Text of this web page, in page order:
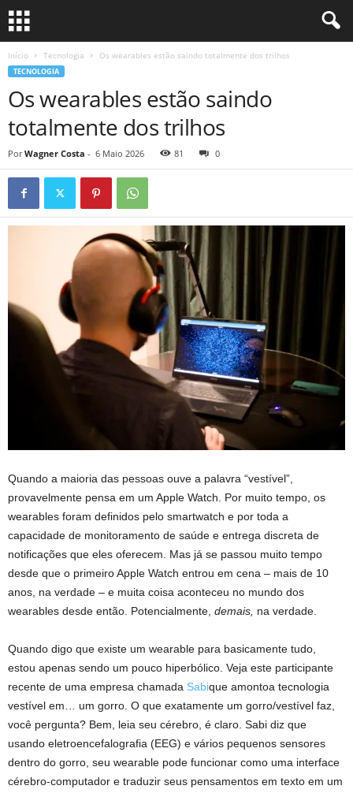
Início Tecnologia Os wearables estão saindo totalmente dos trilhos
TECNOLOGIA
Os wearables estão saindo
totalmente dos trilhos
Por Wagner Costa - 6 Maio 2026 81 0
Quando a maioria das pessoas ouve a palavra “vestível”,
provavelmente pensa em um Apple Watch. Por muito tempo, os
wearables foram definidos pelo smartwatch e por toda a
capacidade de monitoramento de saúde e entrega discreta de
notificações que eles oferecem. Mas já se passou muito tempo
desde que o primeiro Apple Watch entrou em cena – mais de 10
anos, na verdade – e muita coisa aconteceu no mundo dos
wearables desde então. Potencialmente, demais, na verdade.
Quando digo que existe um wearable para basicamente tudo,
estou apenas sendo um pouco hiperbólico. Veja este participante
recente de uma empresa chamada Sabique amontoa tecnologia
vestível em… um gorro. O que exatamente um gorro/vestível faz,
você pergunta? Bem, leia seu cérebro, é claro. Sabi diz que
usando eletroencefalografia (EEG) e vários pequenos sensores
dentro do gorro, seu wearable pode funcionar como uma interface
cérebro-computador e traduzir seus pensamentos em texto em um